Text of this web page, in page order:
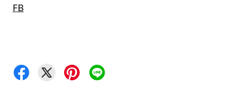
FB